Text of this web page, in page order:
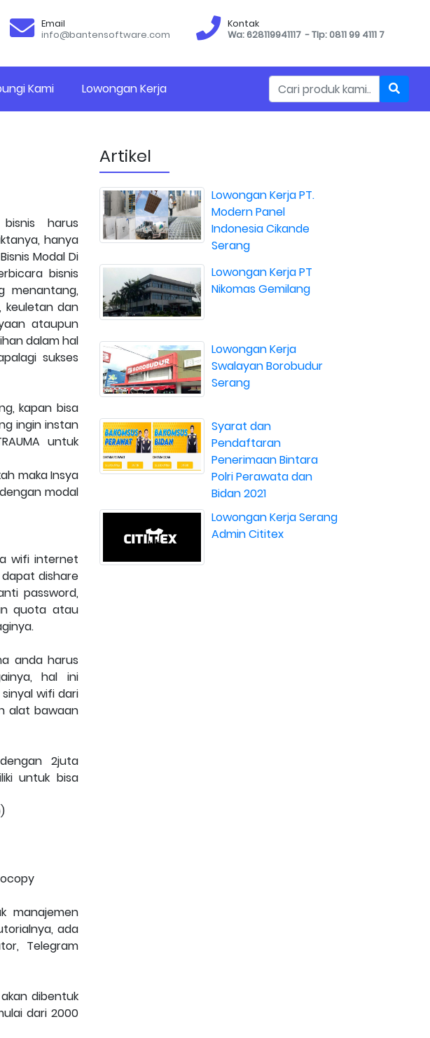
Email
info@bantensoftware.com
Kontak
Wa: 628119941117 - Tlp: 0811 99 4111 7
Kami Lowongan Kerja
harus
hanya
Modal Di
bisnis
menantang,
keuletan dan
ataupun
dalam hal
sukses
kapan bisa
ingin instan
untuk
maka Insya
modal
wifi internet
dishare
password,
quota atau
anda harus
hal ini
wifi dari
alat bawaan
2juta
untuk bisa
manajemen
ada
Telegram
dibentuk
dari 2000
Artikel
Lowongan Kerja PT.
Modern Panel
Indonesia Cikande
Serang
Lowongan Kerja PT
Nikomas Gemilang
Lowongan Kerja
Swalayan Borobudur
Serang
Syarat dan
Pendaftaran
Penerimaan Bintara
Polri Perawata dan
Bidan 2021
Lowongan Kerja Serang
Admin Cititex